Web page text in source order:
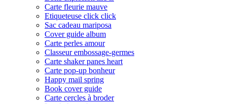
Carte fleurie mauve
Etiqueteuse click click
Sac cadeau mariposa
Cover guide album
Carte perles amour
Classeur embossage-germes
Carte shaker panes heart
Carte pop-up bonheur
Happy mail spring
Book cover guide
Carte cercles à broder